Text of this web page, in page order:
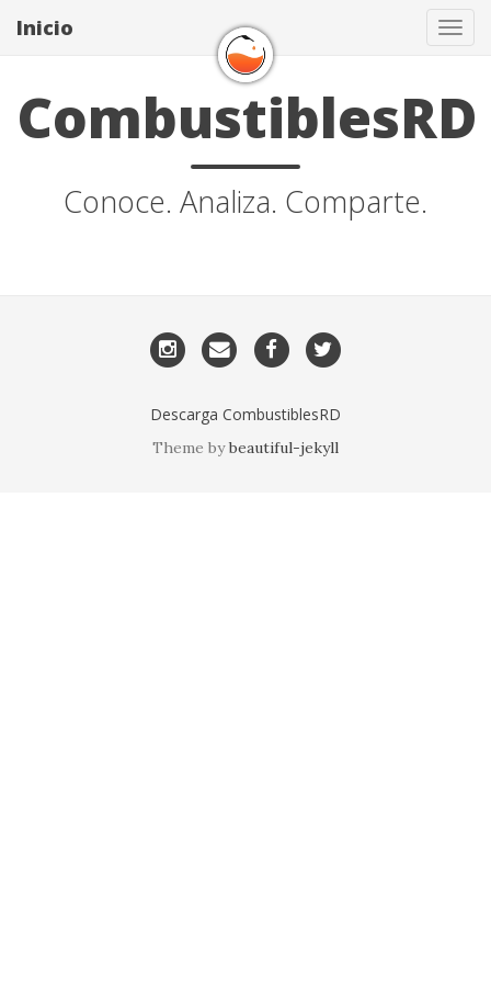
Inicio
CombustiblesRD
Conoce. Analiza. Comparte.
InstagramEmail
me
Facebook
Descarga CombustiblesRD
Theme bybeautiful-jekyll